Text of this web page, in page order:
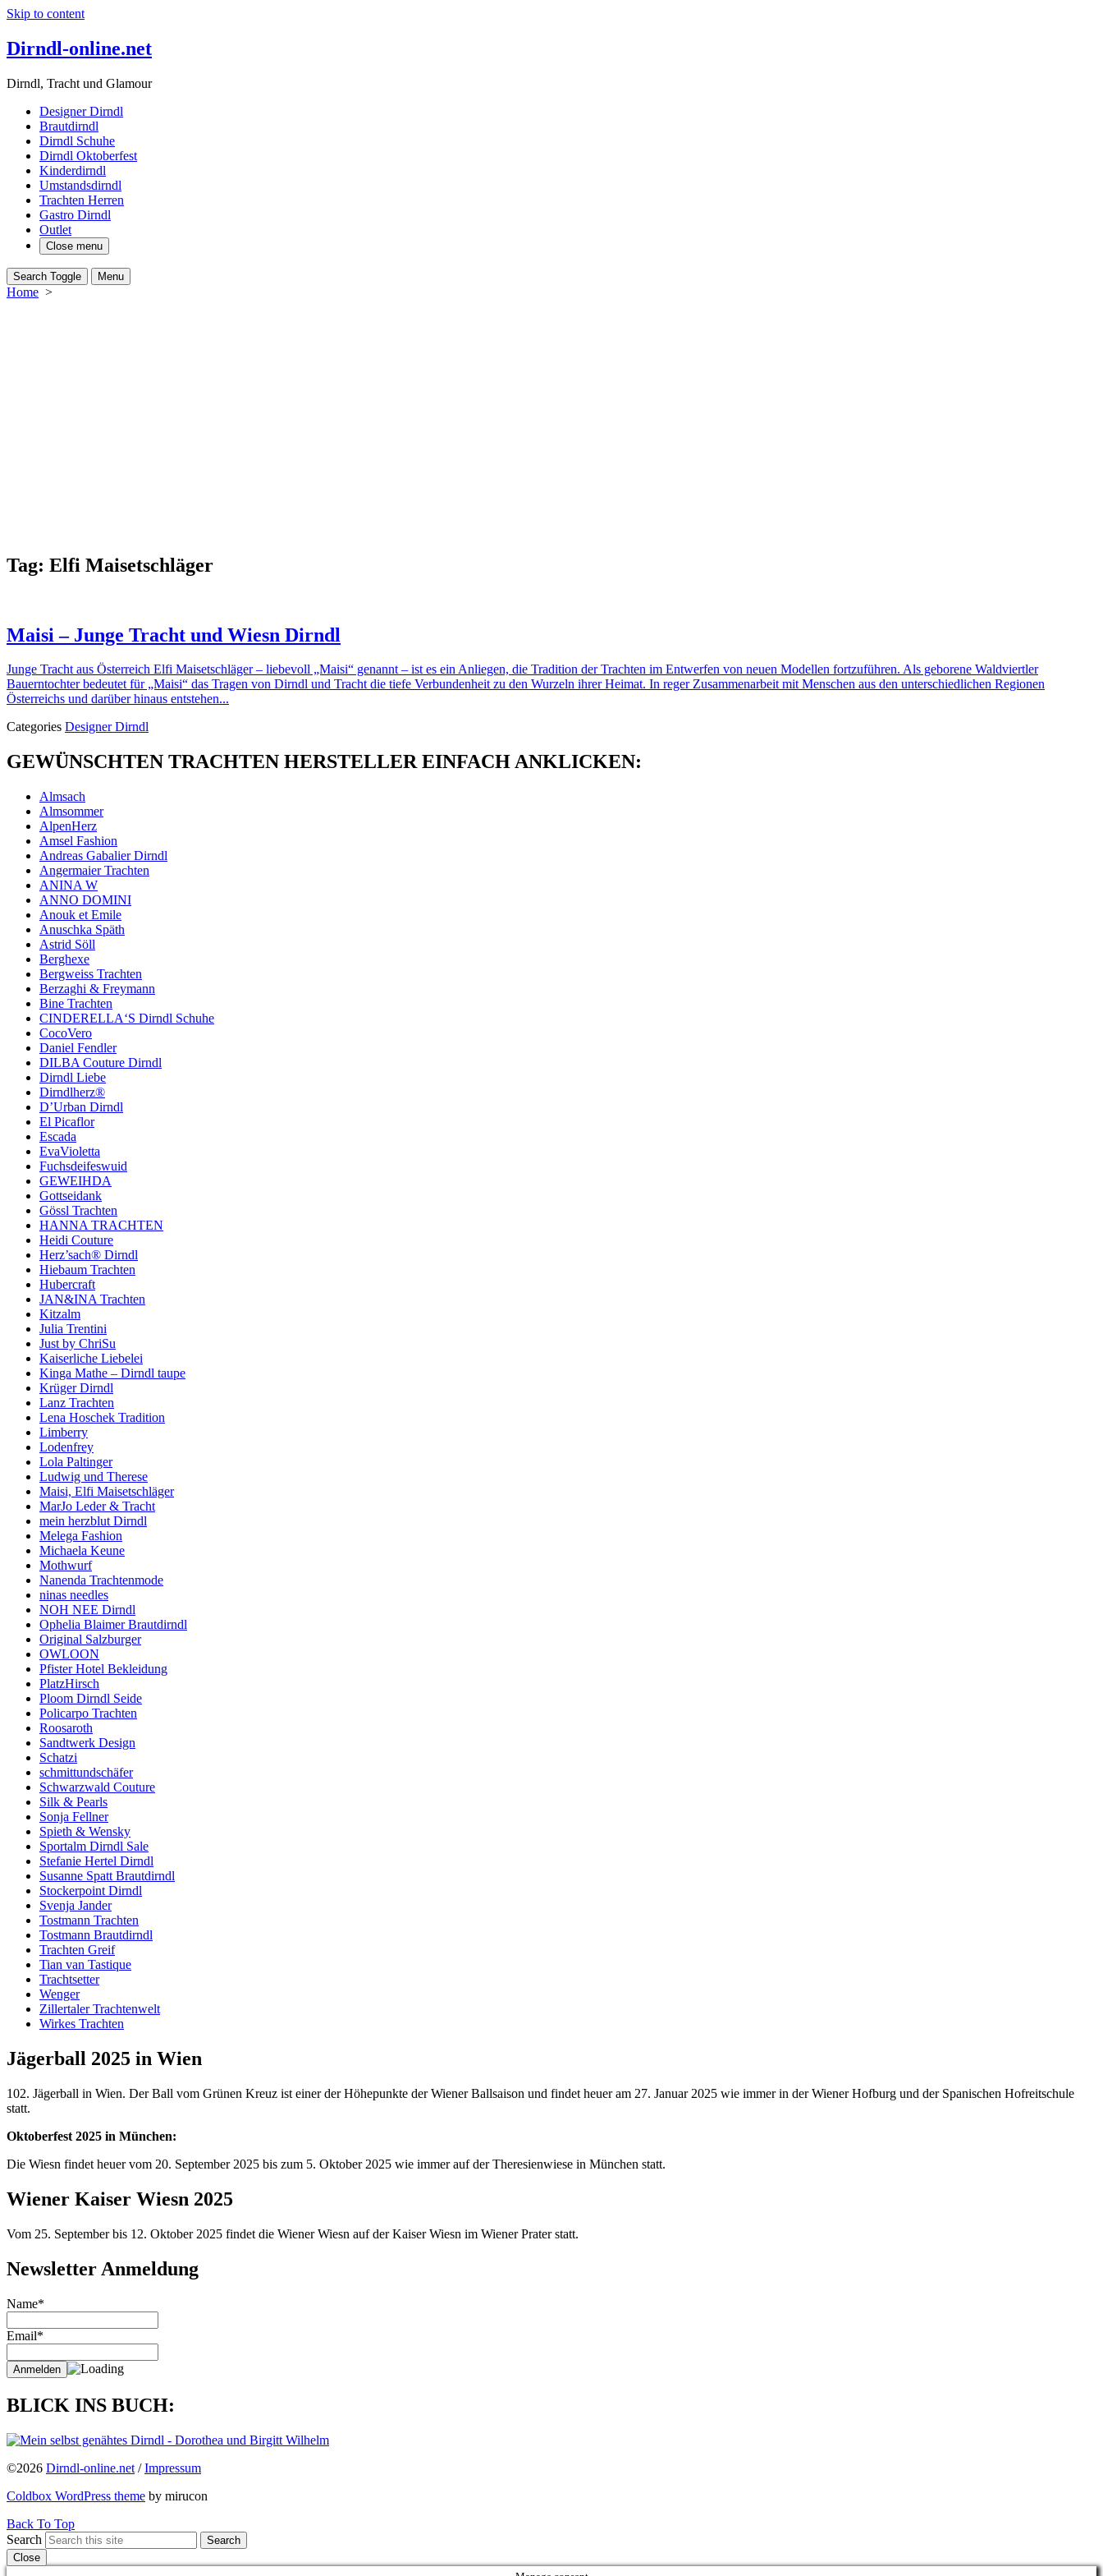
Skip to content
Dirndl-online.net
Dirndl, Tracht und Glamour
Designer Dirndl
Brautdirndl
Dirndl Schuhe
Dirndl Oktoberfest
Kinderdirndl
Umstandsdirndl
Trachten Herren
Gastro Dirndl
Outlet
Close menu
Search Toggle Menu
Home >
Tag: Elfi Maisetschläger
Maisi – Junge Tracht und Wiesn Dirndl
Junge Tracht aus Österreich Elfi Maisetschläger – liebevoll „Maisi“ genannt – ist es ein Anliegen, die Tradition der Trachten im Entwerfen von neuen Modellen fortzuführen. Als geborene Waldviertler
Bauerntochter bedeutet für „Maisi“ das Tragen von Dirndl und Tracht die tiefe Verbundenheit zu den Wurzeln ihrer Heimat. In reger Zusammenarbeit mit Menschen aus den unterschiedlichen Regionen
Österreichs und darüber hinaus entstehen...
Categories Designer Dirndl
GEWÜNSCHTEN TRACHTEN HERSTELLER EINFACH ANKLICKEN:
Almsach
Almsommer
AlpenHerz
Amsel Fashion
Andreas Gabalier Dirndl
Angermaier Trachten
ANINA W
ANNO DOMINI
Anouk et Emile
Anuschka Späth
Astrid Söll
Berghexe
Bergweiss Trachten
Berzaghi & Freymann
Bine Trachten
CINDERELLA‘S Dirndl Schuhe
CocoVero
Daniel Fendler
DILBA Couture Dirndl
Dirndl Liebe
Dirndlherz®
D’Urban Dirndl
El Picaflor
Escada
EvaVioletta
Fuchsdeifeswuid
GEWEIHDA
Gottseidank
Gössl Trachten
HANNA TRACHTEN
Heidi Couture
Herz’sach® Dirndl
Hiebaum Trachten
Hubercraft
JAN&INA Trachten
Kitzalm
Julia Trentini
Just by ChriSu
Kaiserliche Liebelei
Kinga Mathe – Dirndl taupe
Krüger Dirndl
Lanz Trachten
Lena Hoschek Tradition
Limberry
Lodenfrey
Lola Paltinger
Ludwig und Therese
Maisi, Elfi Maisetschläger
MarJo Leder & Tracht
mein herzblut Dirndl
Melega Fashion
Michaela Keune
Mothwurf
Nanenda Trachtenmode
ninas needles
NOH NEE Dirndl
Ophelia Blaimer Brautdirndl
Original Salzburger
OWLOON
Pfister Hotel Bekleidung
PlatzHirsch
Ploom Dirndl Seide
Policarpo Trachten
Roosaroth
Sandtwerk Design
Schatzi
schmittundschäfer
Schwarzwald Couture
Silk & Pearls
Sonja Fellner
Spieth & Wensky
Sportalm Dirndl Sale
Stefanie Hertel Dirndl
Susanne Spatt Brautdirndl
Stockerpoint Dirndl
Svenja Jander
Tostmann Trachten
Tostmann Brautdirndl
Trachten Greif
Tian van Tastique
Trachtsetter
Wenger
Zillertaler Trachtenwelt
Wirkes Trachten
Jägerball 2025 in Wien
102. Jägerball in Wien. Der Ball vom Grünen Kreuz ist einer der Höhepunkte der Wiener Ballsaison und findet heuer am 27. Januar 2025 wie immer in der Wiener Hofburg und der Spanischen Hofreitschule
statt.
Oktoberfest 2025 in München:
Die Wiesn findet heuer vom 20. September 2025 bis zum 5. Oktober 2025 wie immer auf der Theresienwiese in München statt.
Wiener Kaiser Wiesn 2025
Vom 25. September bis 12. Oktober 2025 findet die Wiener Wiesn auf der Kaiser Wiesn im Wiener Prater statt.
Newsletter Anmeldung
Name*
Email*
BLICK INS BUCH:
©2026 Dirndl-online.net /Impressum
Coldbox WordPress theme by mirucon
Back To Top
Search
Search
Close